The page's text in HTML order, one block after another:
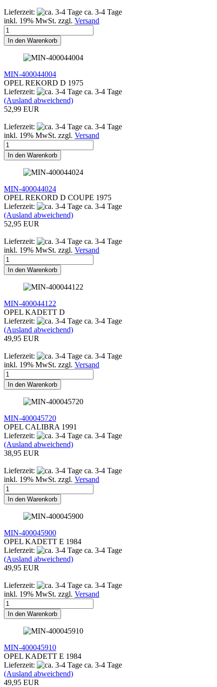
Lieferzeit:
ca. 3-4 Tage
inkl. 19% MwSt. zzgl. Versand
In den Warenkorb
MIN-400044004
OPEL REKORD D 1975
Lieferzeit:
ca. 3-4 Tage
(Ausland abweichend)
52,99 EUR
Lieferzeit:
ca. 3-4 Tage
inkl. 19% MwSt. zzgl. Versand
In den Warenkorb
MIN-400044024
OPEL REKORD D COUPE 1975
Lieferzeit:
ca. 3-4 Tage
(Ausland abweichend)
52,95 EUR
Lieferzeit:
ca. 3-4 Tage
inkl. 19% MwSt. zzgl. Versand
In den Warenkorb
MIN-400044122
OPEL KADETT D
Lieferzeit:
ca. 3-4 Tage
(Ausland abweichend)
49,95 EUR
Lieferzeit:
ca. 3-4 Tage
inkl. 19% MwSt. zzgl. Versand
In den Warenkorb
MIN-400045720
OPEL CALIBRA 1991
Lieferzeit:
ca. 3-4 Tage
(Ausland abweichend)
38,95 EUR
Lieferzeit:
ca. 3-4 Tage
inkl. 19% MwSt. zzgl. Versand
In den Warenkorb
MIN-400045900
OPEL KADETT E 1984
Lieferzeit:
ca. 3-4 Tage
(Ausland abweichend)
49,95 EUR
Lieferzeit:
ca. 3-4 Tage
inkl. 19% MwSt. zzgl. Versand
In den Warenkorb
MIN-400045910
OPEL KADETT E 1984
Lieferzeit:
ca. 3-4 Tage
(Ausland abweichend)
49,95 EUR